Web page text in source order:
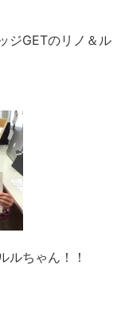
ジGETのリノ＆ル
ルちゃん！！